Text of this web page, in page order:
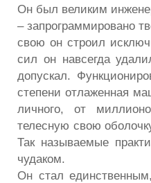
Он был великим
– запрограммировано
свою он строил
сил он навсегда
допускал.
степени отлаженная
личного, от
телесную свою
Так называемые
чудаком.
Он стал